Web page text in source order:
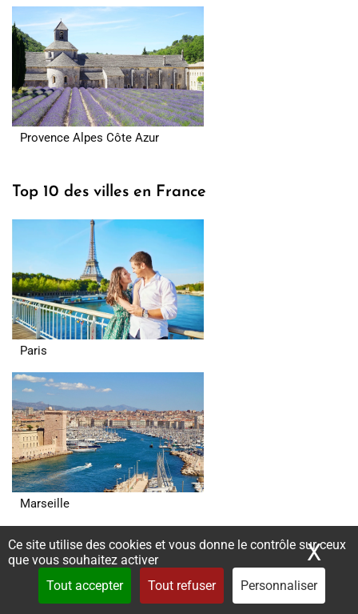
Ce site utilise des cookies et vous donne le contrôle sur ceux
que vous souhaitez activer
Tout accepter
Tout refuser Personnaliser
X
Provence Alpes Côte Azur
Top 10 des villes en France
Paris
Marseille
Lyon